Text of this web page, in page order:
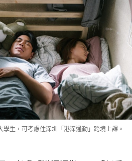
生，可考慮住深圳「港深通勤」跨境上課。